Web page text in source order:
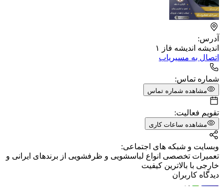
آدرس:
اندیشه اندیشه فاز ۱
اتصال به مسیریاب
شماره تماس:
مشاهده شماره تماس
تقویم فعالیت:
مشاهده ساعات کاری
وبسایت و شبکه های اجتماعی:
تعمیرات تخصصی انواع لباسشویی و ظرفشویی از برندهای ایرانی و
خارجی با بالاترین کیفیت
دیدگاه کاربران